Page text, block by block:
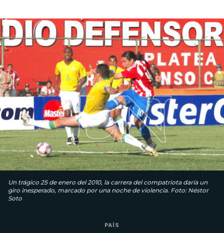
Un trágico 25 de enero del 2010, la carrera del compatriota daría un
giro inesperado, marcado por una noche de violencia. Foto: Néstor
Soto
PAÍS